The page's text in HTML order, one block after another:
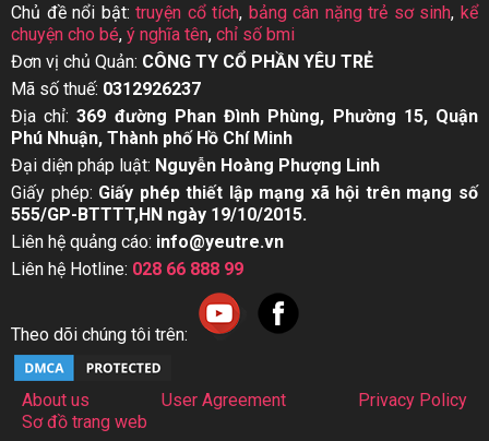
Chủ đề nổi bật:truyện cổ tích, bảng cân nặng trẻ sơ sinh,kể
chuyện cho bé, ý nghĩa tên, chỉ số bmi
Đơn vị chủ Quản: CÔNG TY CỔ PHẦN YÊU TRẺ
Mã số thuế: 0312926237
Địa chỉ:369 đường Phan Đình Phùng, Phường 15, Quận
Phú Nhuận, Thành phố Hồ Chí Minh
Đại diện pháp luật: Nguyễn Hoàng Phượng Linh
Giấy phép: Giấy phép thiết lập mạng xã hội trên mạng số
555/GP-BTTTT,HN ngày 19/10/2015.
Liên hệ quảng cáo: info@yeutre.vn
Liên hệ Hotline: 028 66 888 99
Theo dõi chúng tôi trên:
About us User Agreement
Privacy Policy
Sơ đồ trang web